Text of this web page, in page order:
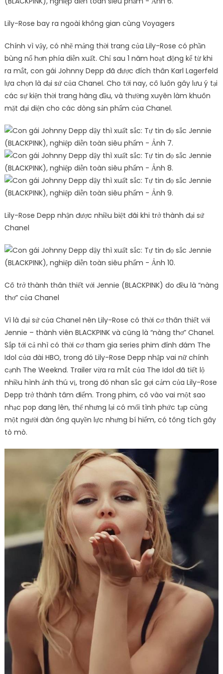
Lily-Rose bay ra ngoài không gian cùng Voyagers
Chính vì vậy, có nhẽ mảng thời trang của Lily-Rose có phần
bùng nổ hơn phía diễn xuất. Chỉ sau 1 năm hoạt động kể từ khi
ra mắt, con gái Johnny Depp đã được đích thân Karl Lagerfeld
lựa chọn là đại sứ của Chanel. Cho tới nay, cô luôn gây lưu ý tại
các sự kiện thời trang hàng đầu, và thường xuyên làm khuôn
mặt đại diện cho các dòng sản phẩm của Chanel.
Lily-Rose Depp nhận được nhiều biệt đãi khi trở thành đại sứ
Chanel
Cô trở thành thân thiết với Jennie (BLACKPINK) do đều là “nàng
thơ” của Chanel
Vì là đại sứ của Chanel nên Lily-Rose có thời cơ thân thiết với
Jennie – thành viên BLACKPINK và cũng là “nàng thơ” Chanel.
Sắp tới cả nhì có thời cơ tham gia series phim đính đám The
Idol của đài HBO, trong đó Lily-Rose Depp nhập vai nữ chính
cạnh The Weeknd. Trailer vừa ra mắt của The Idol đã tiết lộ
nhiều hình ảnh thú vị, trong đó nhan sắc gợi cảm của Lily-Rose
Depp trở thành tâm điểm. Trong phim, cô vào vai một sao
nhạc pop đang lên, thế nhưng lại có mối tình phức tạp cùng
một người đàn ông quyền lực nhưng bí hiểm, có tông tích gây
tò mò.